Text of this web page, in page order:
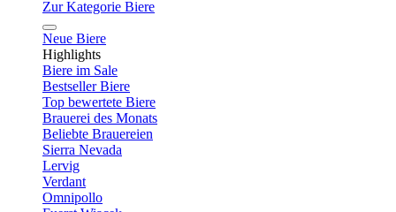
Zur Kategorie Biere
Neue Biere
Highlights
Biere im Sale
Bestseller Biere
Top bewertete Biere
Brauerei des Monats
Beliebte Brauereien
Sierra Nevada
Lervig
Verdant
Omnipollo